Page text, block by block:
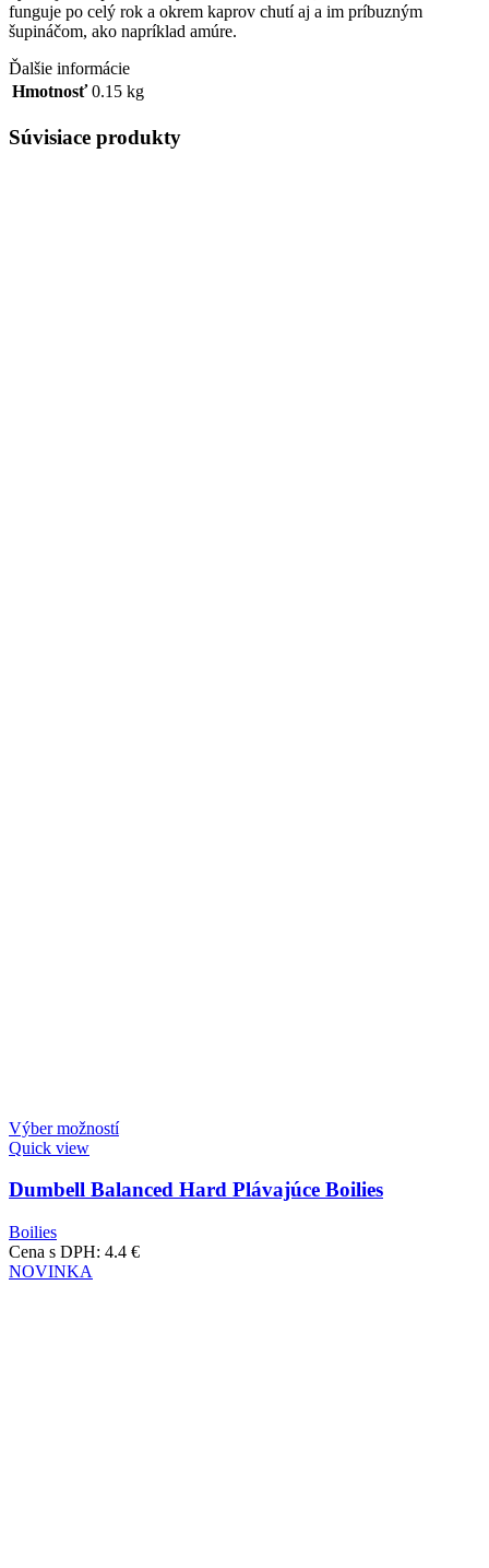
funguje po celý rok a okrem kaprov chutí aj a im príbuzným
šupináčom, ako napríklad amúre.
Ďalšie informácie
Hmotnosť 0.15 kg
Súvisiace produkty
Výber možností
Quick view
Dumbell Balanced Hard Plávajúce Boilies
Boilies
Cena s DPH: 4.4 €
NOVINKA